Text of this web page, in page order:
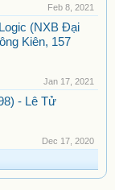
Feb 8, 2021
(NXB Đại
Kiên, 157
Jan 17, 2021
- Lê Tử
Dec 17, 2020